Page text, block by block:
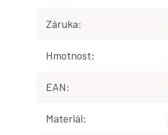
Záruka:
Hmotnost:
EAN:
Materiál: